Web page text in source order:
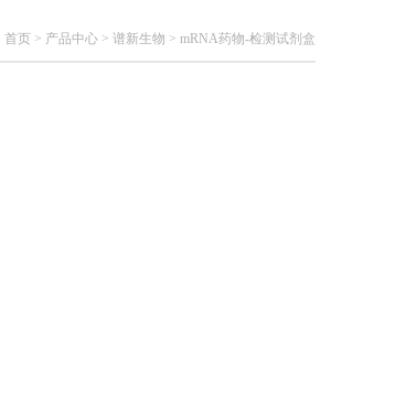
首页 > 产品中心 > 谱新生物 > mRNA药物-检测试剂盒